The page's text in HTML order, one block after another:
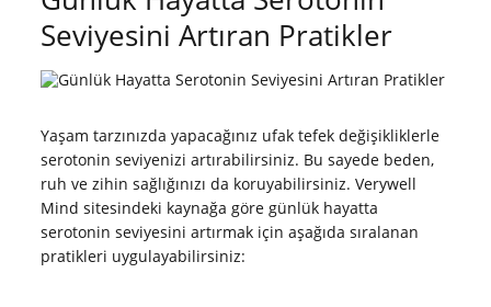
Seviyesini Artıran Pratikler
Yaşam tarzınızda yapacağınız ufak tefek değişikliklerle
serotonin seviyenizi artırabilirsiniz. Bu sayede beden,
ruh ve zihin sağlığınızı da koruyabilirsiniz. Verywell
Mind sitesindeki kaynağa göre günlük hayatta
serotonin seviyesini artırmak için aşağıda sıralanan
pratikleri uygulayabilirsiniz: